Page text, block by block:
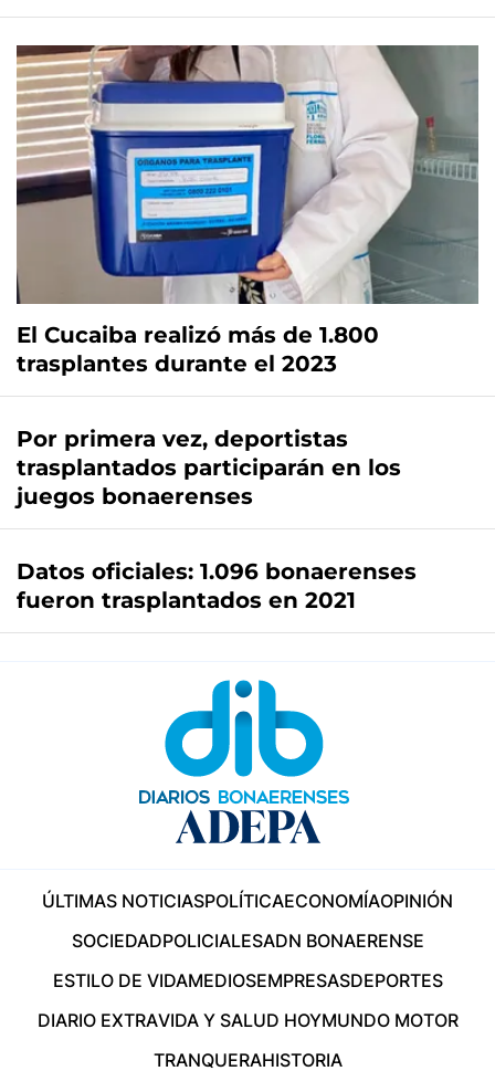
El Cucaiba realizó más de 1.800
trasplantes durante el 2023
Por primera vez, deportistas
trasplantados participarán en los
juegos bonaerenses
Datos oficiales: 1.096 bonaerenses
fueron trasplantados en 2021
ÚLTIMAS NOTICIASPOLÍTICAECONOMÍAOPINIÓN
SOCIEDADPOLICIALESADN BONAERENSE
ESTILO DE VIDAMEDIOSEMPRESASDEPORTES
DIARIO EXTRAVIDA Y SALUD HOYMUNDO MOTOR
TRANQUERAHISTORIA